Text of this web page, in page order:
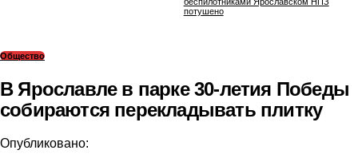
беспилотниками Ярославском НПЗ
потушено
Общество
В Ярославле в парке 30-летия Победы
собираются перекладывать плитку
Опубликовано: